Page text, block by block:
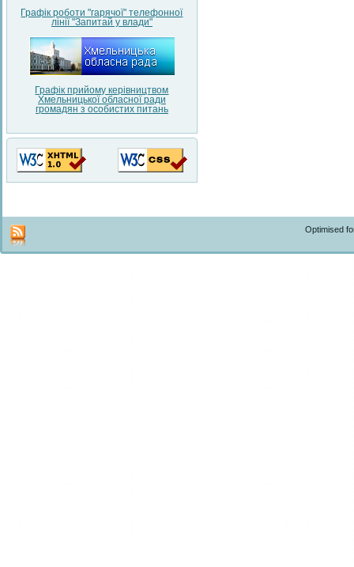
Графік роботи "гарячої" телефонної
лінії "Запитай у влади"
Графік прийому керівництвом
Хмельницької обласної ради
громадян з особистих питань
Optimised